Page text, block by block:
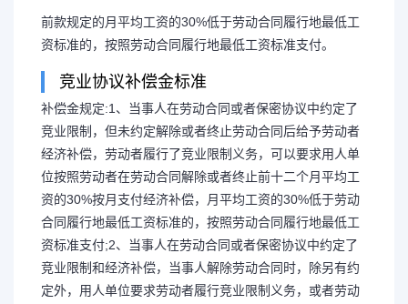
前款规定的月平均工资的30%低于劳动合同履行地最低工
资标准的，按照劳动合同履行地最低工资标准支付。
竞业协议补偿金标准
补偿金规定:1、当事人在劳动合同或者保密协议中约定了
竞业限制，但未约定解除或者终止劳动合同后给予劳动者
经济补偿，劳动者履行了竞业限制义务，可以要求用人单
位按照劳动者在劳动合同解除或者终止前十二个月平均工
资的30%按月支付经济补偿，月平均工资的30%低于劳动
合同履行地最低工资标准的，按照劳动合同履行地最低工
资标准支付;2、当事人在劳动合同或者保密协议中约定了
竞业限制和经济补偿，当事人解除劳动合同时，除另有约
定外，用人单位要求劳动者履行竞业限制义务，或者劳动